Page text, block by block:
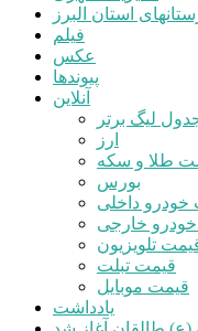
استان البرز
فیلم
عکس
پیوندها
آنلاین
لیگ برتر
ارز
طلا و سکه
بورس
خودرو داخلی
خارجی
تلویزیون
قیمت تبلت
قیمت موبایل
یادداشت